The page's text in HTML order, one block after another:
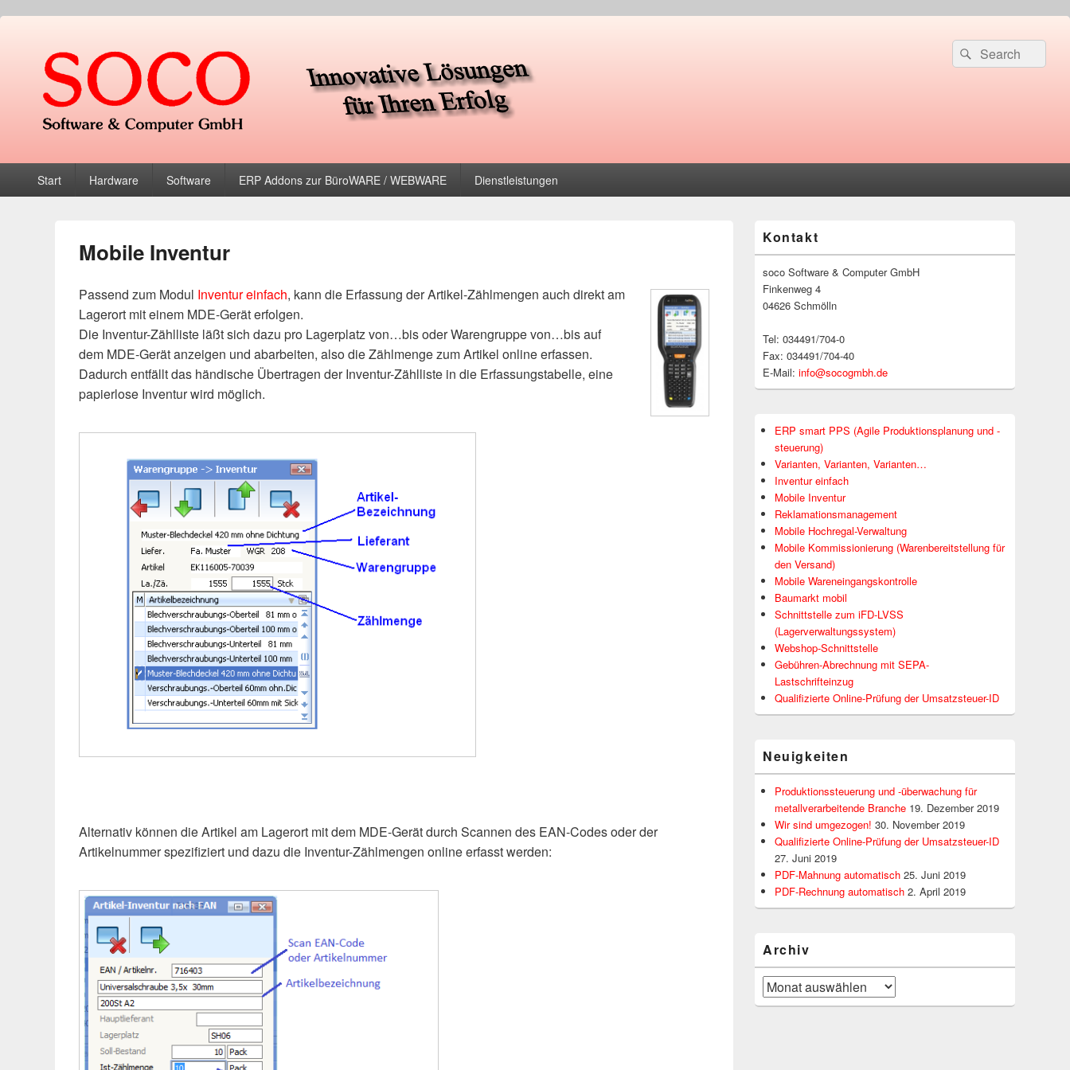
soco Software & Computer GmbH
Suche
nach:
Suchen
Start Hardware Software ERP Addons zur BüroWARE / WEBWARE Dienstleistungen
Mobile Inventur
Passend zum Modul Inventur einfach, kann die Erfassung der Artikel-Zählmengen auch direkt am
Lagerort mit einem MDE-Gerät erfolgen.
Die Inventur-Zählliste läßt sich dazu pro Lagerplatz von…bis oder Warengruppe von…bis auf
dem MDE-Gerät anzeigen und abarbeiten, also die Zählmenge zum Artikel online erfassen.
Dadurch entfällt das händische Übertragen der Inventur-Zählliste in die Erfassungstabelle, eine
papierlose Inventur wird möglich.
Alternativ können die Artikel am Lagerort mit dem MDE-Gerät durch Scannen des EAN-Codes oder der
Artikelnummer spezifiziert und dazu die Inventur-Zählmengen online erfasst werden:
Seitenleisten-
Widgetbereich
Kontakt
soco Software & Computer GmbH
Finkenweg 4
04626 Schmölln
Tel: 034491/704-0
Fax: 034491/704-40
E-Mail:info@socogmbh.de
ERP smart PPS (Agile Produktionsplanung und -
steuerung)
Varianten, Varianten, Varianten…
Inventur einfach
Mobile Inventur
Reklamationsmanagement
Mobile Hochregal-Verwaltung
Mobile Kommissionierung (Warenbereitstellung für
den Versand)
Mobile Wareneingangskontrolle
Baumarkt mobil
Schnittstelle zum iFD-LVSS
(Lagerverwaltungssystem)
Webshop-Schnittstelle
Gebühren-Abrechnung mit SEPA-
Lastschrifteinzug
Qualifizierte Online-Prüfung der Umsatzsteuer-ID
Neuigkeiten
Produktionssteuerung und -überwachung für
metallverarbeitende Branche 19. Dezember 2019
Wir sind umgezogen! 30. November 2019
Qualifizierte Online-Prüfung der Umsatzsteuer-ID
27. Juni 2019
PDF-Mahnung automatisch 25. Juni 2019
PDF-Rechnung automatisch 2. April 2019
Archiv
Archiv